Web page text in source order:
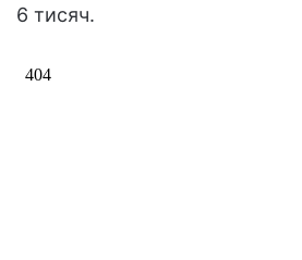
6 тисяч.